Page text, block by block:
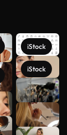
iStock
iStock
Ver más